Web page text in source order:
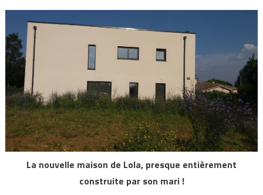
La nouvelle maison de Lola, presque entièrement
construite par son mari !